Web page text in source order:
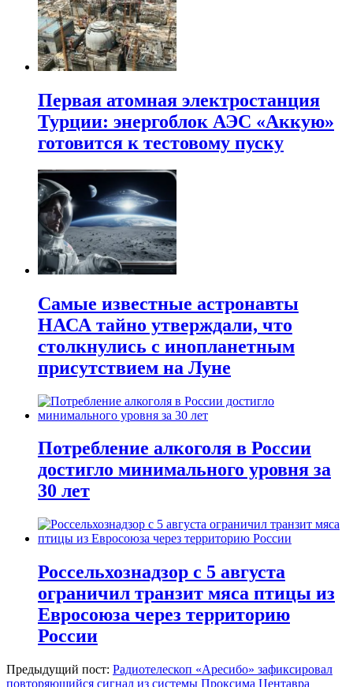
Первая атомная электростанция
Турции: энергоблок АЭС «Аккую»
готовится к тестовому пуску
Самые известные астронавты
НАСА тайно утверждали, что
столкнулись с инопланетным
присутствием на Луне
Потребление алкоголя в России
достигло минимального уровня за
30 лет
Россельхознадзор с 5 августа
ограничил транзит мяса птицы из
Евросоюза через территорию
России
Предыдущий пост: Радиотелескоп «Аресибо» зафиксировал
повторяющийся сигнал из системы Проксима Центавра